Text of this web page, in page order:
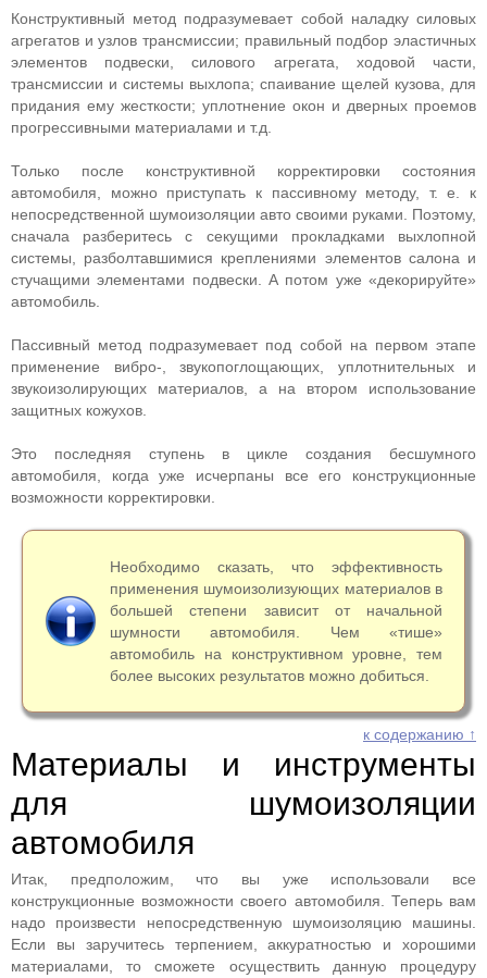
Конструктивный метод подразумевает собой наладку силовых
агрегатов и узлов трансмиссии; правильный подбор эластичных
элементов подвески, силового агрегата, ходовой части,
трансмиссии и системы выхлопа; спаивание щелей кузова, для
придания ему жесткости; уплотнение окон и дверных проемов
прогрессивными материалами и т.д.
Только после конструктивной корректировки состояния
автомобиля, можно приступать к пассивному методу, т. е. к
непосредственной шумоизоляции авто своими руками. Поэтому,
сначала разберитесь с секущими прокладками выхлопной
системы, разболтавшимися креплениями элементов салона и
стучащими элементами подвески. А потом уже «декорируйте»
автомобиль.
Пассивный метод подразумевает под собой на первом этапе
применение вибро-, звукопоглощающих, уплотнительных и
звукоизолирующих материалов, а на втором использование
защитных кожухов.
Это последняя ступень в цикле создания бесшумного
автомобиля, когда уже исчерпаны все его конструкционные
возможности корректировки.
Необходимо сказать, что эффективность
применения шумоизолизующих материалов в
большей степени зависит от начальной
шумности автомобиля. Чем «тише»
автомобиль на конструктивном уровне, тем
более высоких результатов можно добиться.
к содержанию ↑
Материалы и инструменты
для шумоизоляции
автомобиля
Итак, предположим, что вы уже использовали все
конструкционные возможности своего автомобиля. Теперь вам
надо произвести непосредственную шумоизоляцию машины.
Если вы заручитесь терпением, аккуратностью и хорошими
материалами, то сможете осуществить данную процедуру